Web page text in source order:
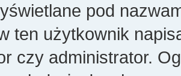
pod
ten użytkownik
czy administrator.